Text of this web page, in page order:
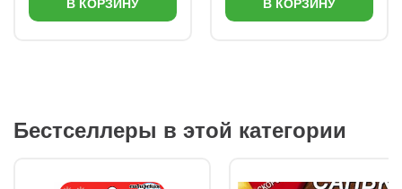
В КОРЗИНУ В КОРЗИНУ
Бестселлеры в этой категории